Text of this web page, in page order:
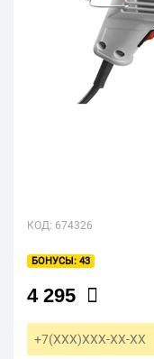
КОД: 674326
43
4 295